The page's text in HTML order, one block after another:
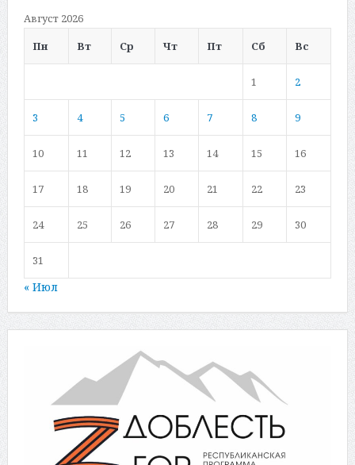
Август 2026
Пн
Вт Ср Чт Пт Сб Вс
1 2
3 4 5 6 7 8 9
10 11 12 13 14 15 16
17 18 19 20 21 22 23
24 25 26 27 28 29 30
31
« Июл